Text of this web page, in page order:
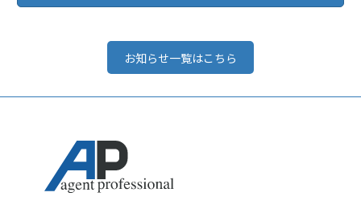
お知らせ一覧はこちら